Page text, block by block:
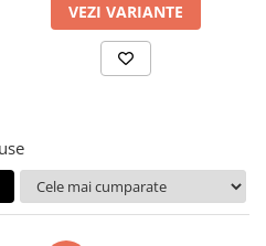
VEZI VARIANTE